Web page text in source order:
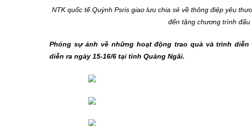
NTK quốc tế Quỳnh Psris giao lưu chia sẻ về thông điệp yêu
đến tặng chương trình đấu
Phóng sự ảnh về những hoạt động trao quà và trình
diễn ra ngày 15-16/6 tại tỉnh Quảng Ngãi.